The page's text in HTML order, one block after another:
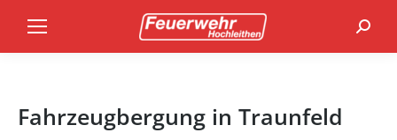
Fahrzeugbergung in Traunfeld